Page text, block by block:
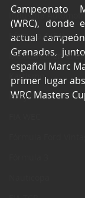
Industria
Fórmula 4 (F4)
Mexicanos en el
Kartismo
Rally
Campeonato
(WRC), donde
actual
Granados,
español Marc
primer lugar
WRC Masters